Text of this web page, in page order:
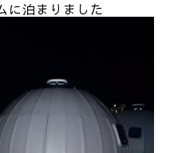
に泊まりました